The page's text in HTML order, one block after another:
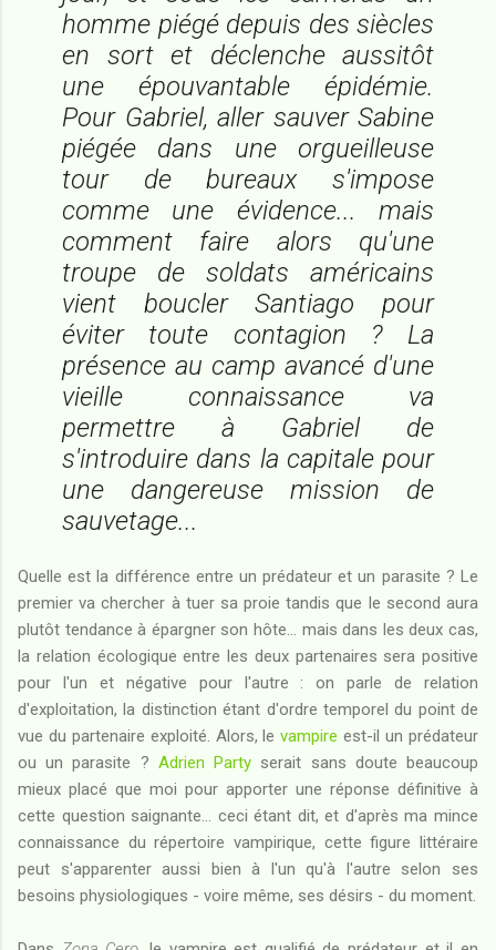
homme piégé depuis des siècles
en sort et déclenche aussitôt
une épouvantable épidémie.
Pour Gabriel, aller sauver Sabine
piégée dans une orgueilleuse
tour de bureaux s'impose
comme une évidence... mais
comment faire alors qu'une
troupe de soldats américains
vient boucler Santiago pour
éviter toute contagion ? La
présence au camp avancé d'une
vieille connaissance va
permettre à Gabriel de
s'introduire dans la capitale pour
une dangereuse mission de
sauvetage...
Quelle est la différence entre un prédateur et un parasite ? Le
premier va chercher à tuer sa proie tandis que le second aura
plutôt tendance à épargner son hôte... mais dans les deux cas,
la relation écologique entre les deux partenaires sera positive
pour l'un et négative pour l'autre : on parle de relation
d'exploitation, la distinction étant d'ordre temporel du point de
vue du partenaire exploité. Alors, levampire est-il un prédateur
ou un parasite ? Adrien Party serait sans doute beaucoup
mieux placé que moi pour apporter une réponse définitive à
cette question saignante... ceci étant dit, et d'après ma mince
connaissance du répertoire vampirique, cette figure littéraire
peut s'apparenter aussi bien à l'un qu'à l'autre selon ses
besoins physiologiques - voire même, ses désirs - du moment.